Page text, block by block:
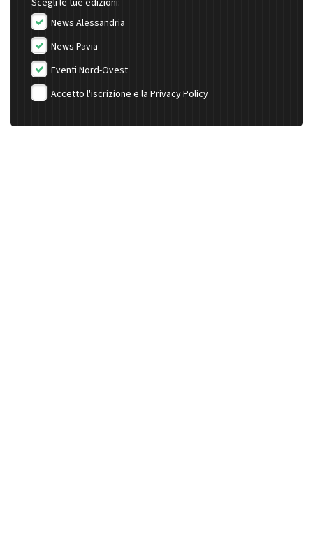
Scegli le tue edizioni:
News Alessandria
News Pavia
Eventi Nord-Ovest
Accetto l'iscrizione e la Privacy Policy